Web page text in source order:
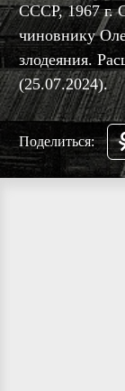
СССР, 1967 г.
чиновнику
злодеяния.
(25.07.2024).
Поделиться: